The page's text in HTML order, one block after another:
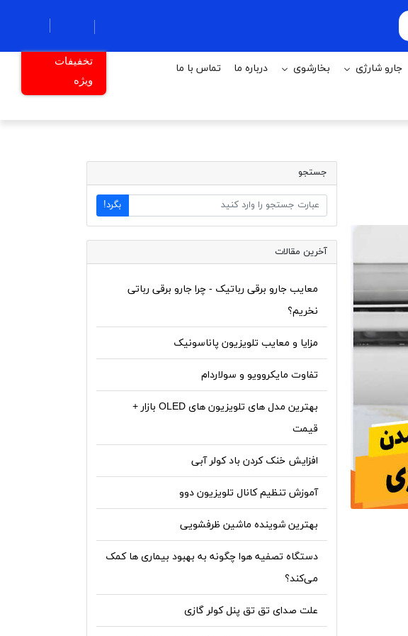
جارو شارژی بخارشوی درباره ما تماس با ما
تخفیفات
ویژه
جستجو
بگرد!
آخرین مقالات
معایب جارو برقی رباتیک - چرا جارو برقی رباتی
نخریم؟
مزایا و معایب تلویزیون پاناسونیک
تفاوت مایکروویو و سولاردام
بهترین مدل های تلویزیون های OLED بازار +
قیمت
افزایش خنک کردن باد کولر آبی
آموزش تنظیم کانال تلویزیون دوو
بهترین شوینده ماشین ظرفشویی
دستگاه‌ تصفیه هوا چگونه به بهبود بیماری ها کمک
می‌کند؟
علت صدای تق تق پنل کولر گازی